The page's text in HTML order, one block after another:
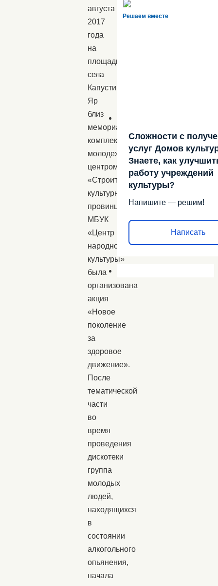
августа
2017
года
на
площади
села
Капустин
Яр
близ
мемориального
комплекса
молодежным
центром
«Строители
культурной
провинции»
МБУК
«Центр
народной
культуры»
была
организована
акция
«Новое
поколение
за
здоровое
движение».
После
тематической
части
во
время
проведения
дискотеки
группа
молодых
людей,
находящихся
в
состоянии
алкогольного
опьянения,
начала
Решаем вместе
Сложности с
услуг Домов
Знаете, как
работу учреждений
культуры?
Напишите — решим!
Написать